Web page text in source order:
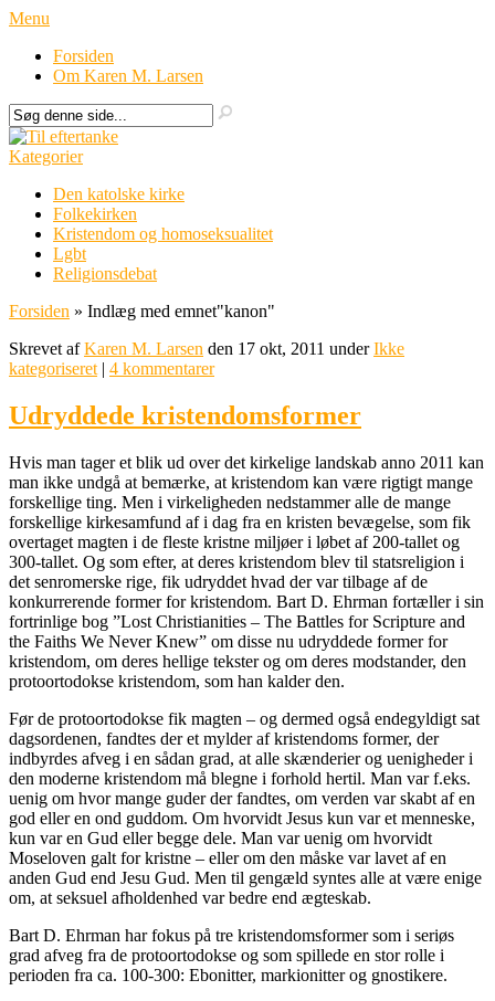
Menu
Forsiden
Om Karen M. Larsen
Kategorier
Den katolske kirke
Folkekirken
Kristendom og homoseksualitet
Lgbt
Religionsdebat
Forsiden » Indlæg med emnet"kanon"
Skrevet afKaren M. Larsen den 17 okt, 2011 underIkke
kategoriseret | 4 kommentarer
Udryddede kristendomsformer
Hvis man tager et blik ud over det kirkelige landskab anno 2011 kan
man ikke undgå at bemærke, at kristendom kan være rigtigt mange
forskellige ting. Men i virkeligheden nedstammer alle de mange
forskellige kirkesamfund af i dag fra en kristen bevægelse, som fik
overtaget magten i de fleste kristne miljøer i løbet af 200-tallet og
300-tallet. Og som efter, at deres kristendom blev til statsreligion i
det senromerske rige, fik udryddet hvad der var tilbage af de
konkurrerende former for kristendom. Bart D. Ehrman fortæller i sin
fortrinlige bog ”Lost Christianities – The Battles for Scripture and
the Faiths We Never Knew” om disse nu udryddede former for
kristendom, om deres hellige tekster og om deres modstander, den
protoortodokse kristendom, som han kalder den.
Før de protoortodokse fik magten – og dermed også endegyldigt sat
dagsordenen, fandtes der et mylder af kristendoms former, der
indbyrdes afveg i en sådan grad, at alle skænderier og uenigheder i
den moderne kristendom må blegne i forhold hertil. Man var f.eks.
uenig om hvor mange guder der fandtes, om verden var skabt af en
god eller en ond guddom. Om hvorvidt Jesus kun var et menneske,
kun var en Gud eller begge dele. Man var uenig om hvorvidt
Moseloven galt for kristne – eller om den måske var lavet af en
anden Gud end Jesu Gud. Men til gengæld syntes alle at være enige
om, at seksuel afholdenhed var bedre end ægteskab.
Bart D. Ehrman har fokus på tre kristendomsformer som i seriøs
grad afveg fra de protoortodokse og som spillede en stor rolle i
perioden fra ca. 100-300: Ebonitter, markionitter og gnostikere.